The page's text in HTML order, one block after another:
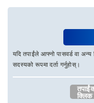
यदि तपाईंले आफ्नो पासवर्ड वा
सदस्यको रूपमा दर्ता गर्नुहोस्।
क्लिक